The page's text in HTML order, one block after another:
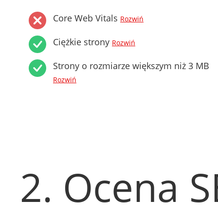
Core Web Vitals Rozwiń
Ciężkie strony Rozwiń
Strony o rozmiarze większym niż 3 MB
Rozwiń
2. Ocena